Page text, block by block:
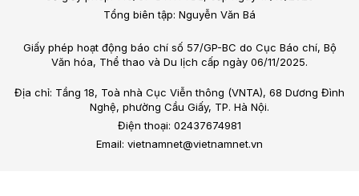
Tổng biên tập: Nguyễn Văn Bá
Giấy phép hoạt động báo chí số 57/GP-BC do Cục Báo chí, Bộ
Văn hóa, Thể thao và Du lịch cấp ngày 06/11/2025.
Địa chỉ: Tầng 18, Toà nhà Cục Viễn thông (VNTA), 68 Dương Đình
Nghệ, phường Cầu Giấy, TP. Hà Nội.
Điện thoại: 02437674981
Email: vietnamnet@vietnamnet.vn